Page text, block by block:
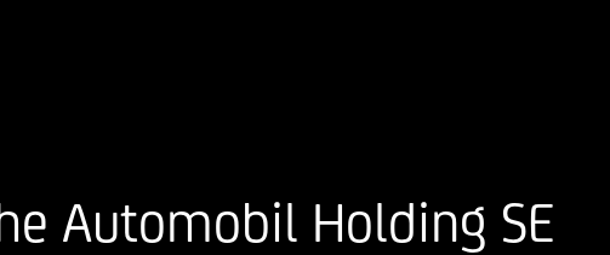
Automobil Holding SE